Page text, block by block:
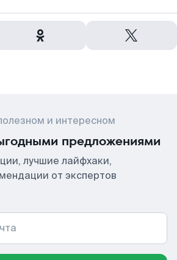
и интересном
предложениями
лучшие лайфхаки,
от экспертов